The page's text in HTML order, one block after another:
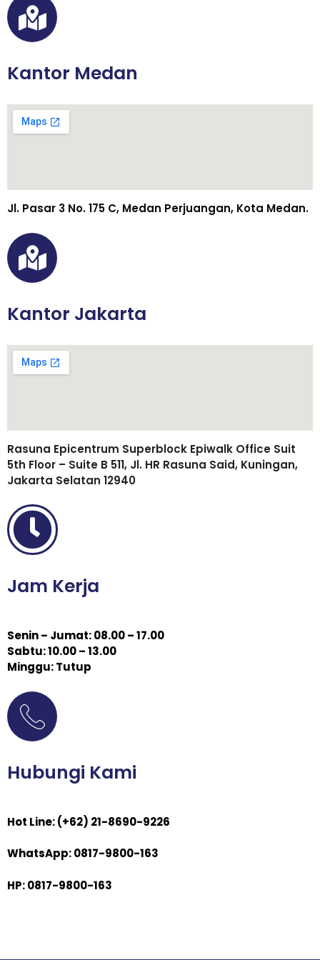
Kantor Medan
Jl. Pasar 3 No. 175 C, Medan Perjuangan, Kota Medan.
Kantor Jakarta
Rasuna Epicentrum Superblock Epiwalk Office Suit
5th Floor – Suite B 511, Jl. HR Rasuna Said, Kuningan,
Jakarta Selatan 12940
Jam Kerja
Senin – Jumat: 08.00 – 17.00
Sabtu: 10.00 – 13.00
Minggu: Tutup
Hubungi Kami
Hot Line: (+62) 21-8690-9226
WhatsApp: 0817-9800-163
HP: 0817-9800-163